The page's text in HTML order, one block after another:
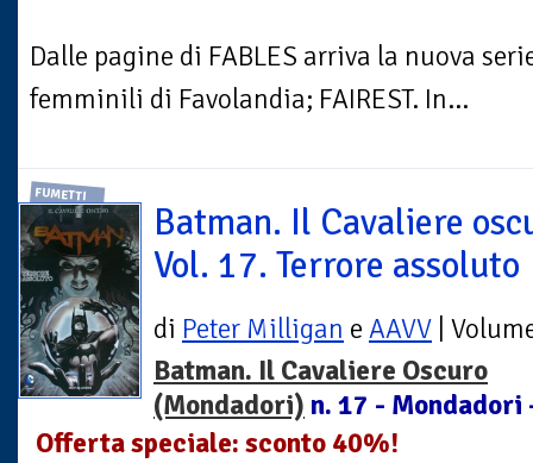
Dalle pagine di FABLES arriva la nuova
femminili di Favolandia; FAIREST. In...
FUMETTI
Batman. Il Cavaliere
Vol. 17. Terrore assoluto
di Peter Milligan e AAVV |
Batman. Il Cavaliere Oscuro
(Mondadori) n. 17 -
Offerta speciale: sconto 40%!